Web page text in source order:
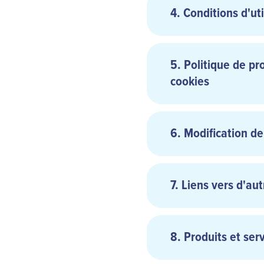
MS Internet
Firefox
Google Chrome
4. Conditions
vous faire passer
publier, diffuser
obscènes ;
consentement
manuel ou
navigation ou la
publier,
commerciales et
5. Politique de
cookies
6. Modification
7. Liens vers
8. Produits et